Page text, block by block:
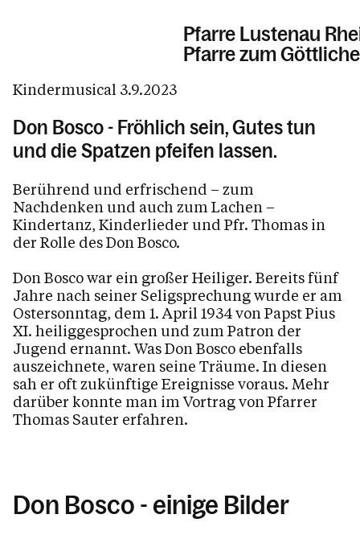
Pfarre Lustenau
Pfarre zum
Sakramente
Tod, Beerdigung & Trauer
Gemeinschaft
Kirchenchor
Männer beten zum Hl. Josef
Kinder, Musical und mehr
Mütter beten
Gebete
Kinder & Familie
Pfarrblatt
Kalender
Kindermusical 3.9.2023
Don Bosco - Fröhlich sein, Gutes tun
und die Spatzen pfeifen lassen.
Berührend und erfrischend – zum
Nachdenken und auch zum Lachen –
Kindertanz, Kinderlieder und Pfr. Thomas in
der Rolle des Don Bosco.
Don Bosco war ein großer Heiliger. Bereits fünf
Jahre nach seiner Seligsprechung wurde er am
Ostersonntag, dem 1. April 1934 von Papst Pius
XI. heiliggesprochen und zum Patron der
Jugend ernannt. Was Don Bosco ebenfalls
auszeichnete, waren seine Träume. In diesen
sah er oft zukünftige Ereignisse voraus. Mehr
darüber konnte man im Vortrag von Pfarrer
Thomas Sauter erfahren.
Don Bosco - einige Bilder